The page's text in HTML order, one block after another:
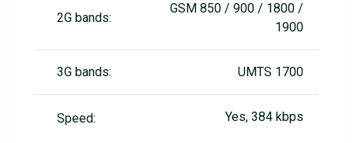
2G bands:
GSM 850 / 900 / 1800 /
1900
3G bands: UMTS 1700
Speed: Yes, 384 kbps